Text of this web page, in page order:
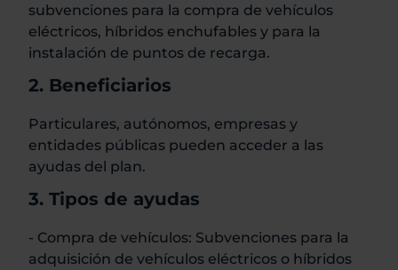
subvenciones para la compra de vehículos
eléctricos, híbridos enchufables y para la
instalación de puntos de recarga.
2. Beneficiarios
Particulares, autónomos, empresas y
entidades públicas pueden acceder a las
ayudas del plan.
3. Tipos de ayudas
- Compra de vehículos: Subvenciones para la
adquisición de vehículos eléctricos o híbridos